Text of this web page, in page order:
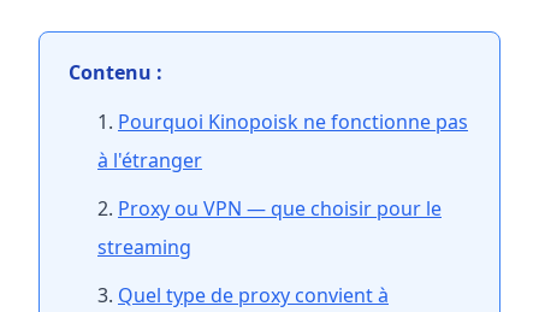
Contenu :
Pourquoi Kinopoisk ne fonctionne pas
à l'étranger
Proxy ou VPN — que choisir pour le
streaming
Quel type de proxy convient à